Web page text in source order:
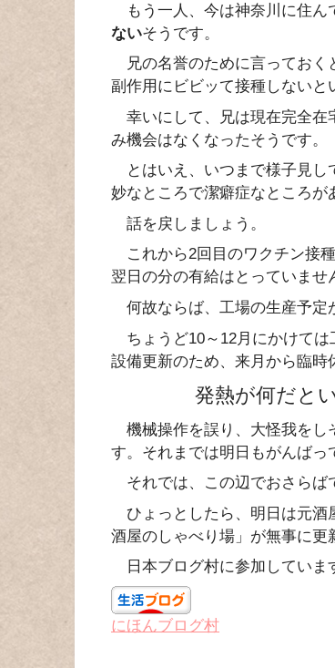
もう一人、今は神奈川に住ん
ないそうです。
兄の名誉のために言っておく
副作用にビビッて接種しないと
幸いにして、兄は現在完全在
み機会はなくなったそうです。
とはいえ、いつまで様子見し
妙なところで潔癖症なところ
話を戻しましょう。
これから2回目のワクチン接
翌日の分の有給はとっていませ
何故ならば、工場の生産予定
ちょうど10～12月にかけては
設備更新のため、来月から臨時
発熱が何だと
機械操作を誤り、大怪我をし
す。それまでは明日もがんばっ
それでは、この辺でおさらば
ひょっとしたら、明日は元酒
酒屋のしゃべり場」が無事に更
日本ブログ村に参加していま
にほんブログ村